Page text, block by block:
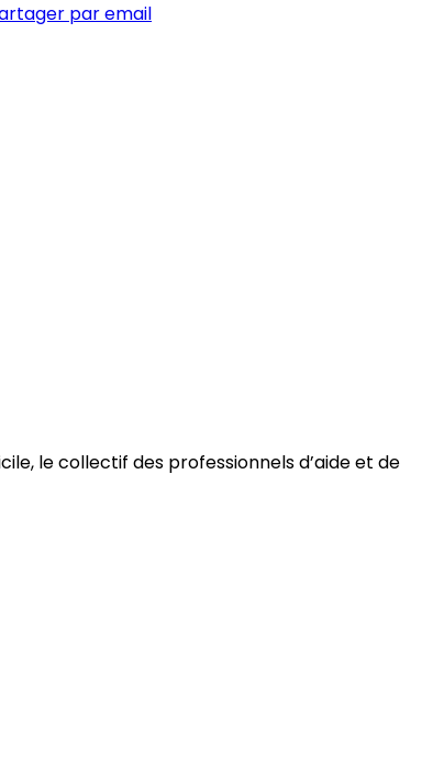
par email
le collectif des professionnels d’aide et de